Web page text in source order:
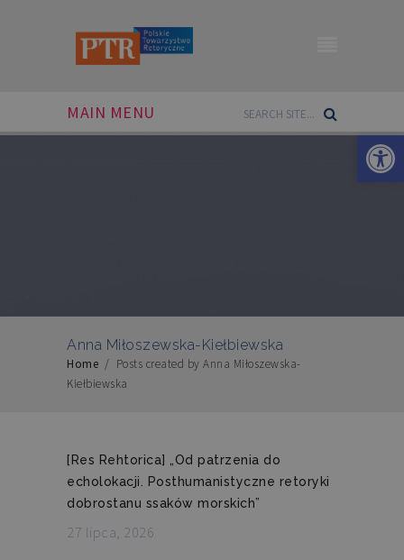
MAIN MENU
Anna Miłoszewska-Kiełbiewska
Home / Posts created by Anna Miłoszewska-
Kiełbiewska
[Res Rehtorica] „Od patrzenia do
echolokacji. Posthumanistyczne retoryki
dobrostanu ssaków morskich”
27 lipca, 2026